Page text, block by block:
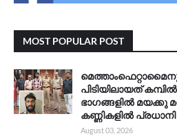
MOST POPULAR POST
പിടിയിലായത്
ഭാഗങ്ങളിൽ മയക്കു
കണ്ണികളിൽ പ്രധാനി
August 03, 2026